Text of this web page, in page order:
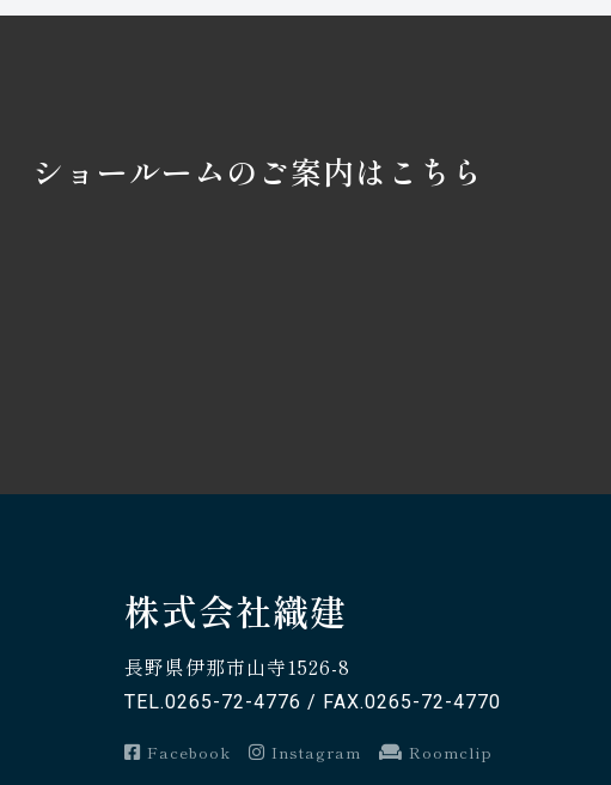
ショールームのご案内はこちら
株式会社織建
長野県伊那市山寺1526-8
TEL.0265-72-4776 / FAX.0265-72-4770
Facebook Instagram Roomclip